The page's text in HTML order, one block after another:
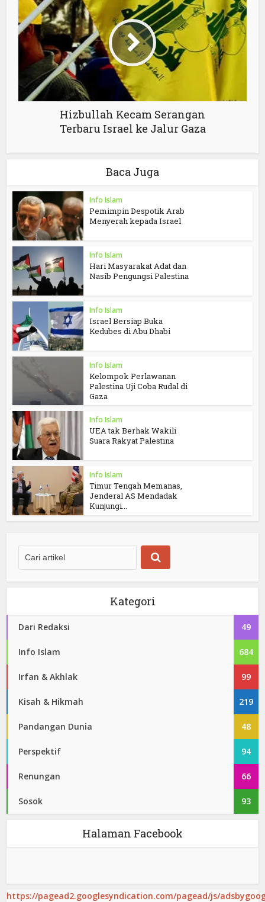
Hizbullah Kecam Serangan
Terbaru Israel ke Jalur Gaza
Baca Juga
Info Islam
Pemimpin Despotik Arab
Menyerah kepada Israel
Info Islam
Hari Masyarakat Adat dan
Nasib Pengungsi Palestina
Info Islam
Israel Bersiap Buka
Kedubes di Abu Dhabi
Info Islam
Kelompok Perlawanan
Palestina Uji Coba Rudal di
Gaza
Info Islam
UEA tak Berhak Wakili
Suara Rakyat Palestina
Info Islam
Timur Tengah Memanas,
Jenderal AS Mendadak
Kunjungi...
Kategori
Dari Redaksi 49
Info Islam 684
Irfan & Akhlak 99
Kisah & Hikmah 219
Pandangan Dunia 48
Perspektif 94
Renungan 66
Sosok 93
Halaman Facebook
https://pagead2.googlesyndication.com/pagead/js/